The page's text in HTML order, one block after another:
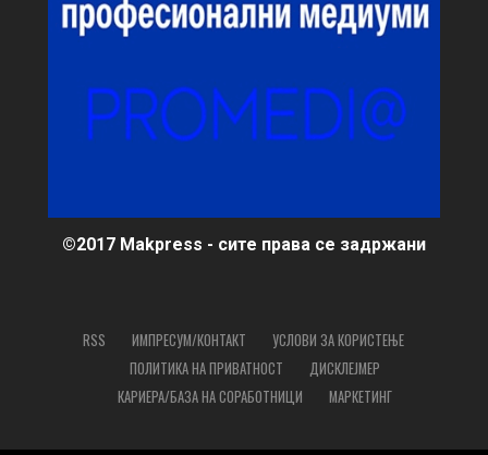
©2017 Makpress - сите права се задржани
RSS ИМПРЕСУМ/КОНТАКТ
УСЛОВИ ЗА КОРИСТЕЊЕ
ПОЛИТИКА НА ПРИВАТНОСТ
ДИСКЛЕЈМЕР
КАРИЕРА/БАЗА НА СОРАБОТНИЦИ
МАРКЕТИНГ